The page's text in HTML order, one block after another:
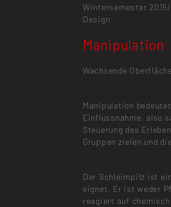
Wintersemester 2015/
Design
Manipulation
Wachsende
Manipulation
Einflussnahme, also
Steuerung des
Gruppen zielen und
Der Schleimpilz ist
eignet. Er ist weder
reagiert auf